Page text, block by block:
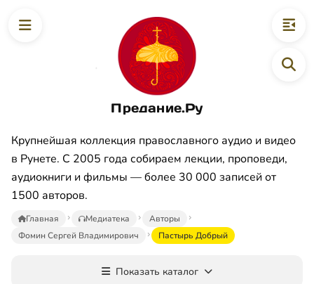
Предание.Ру
Крупнейшая коллекция православного аудио и видео
в Рунете. С 2005 года собираем лекции, проповеди,
аудиокниги и фильмы — более 30 000 записей от
1500 авторов.
Главная Медиатека
Авторы
Фомин Сергей Владимирович
Пастырь Добрый
Показать каталог